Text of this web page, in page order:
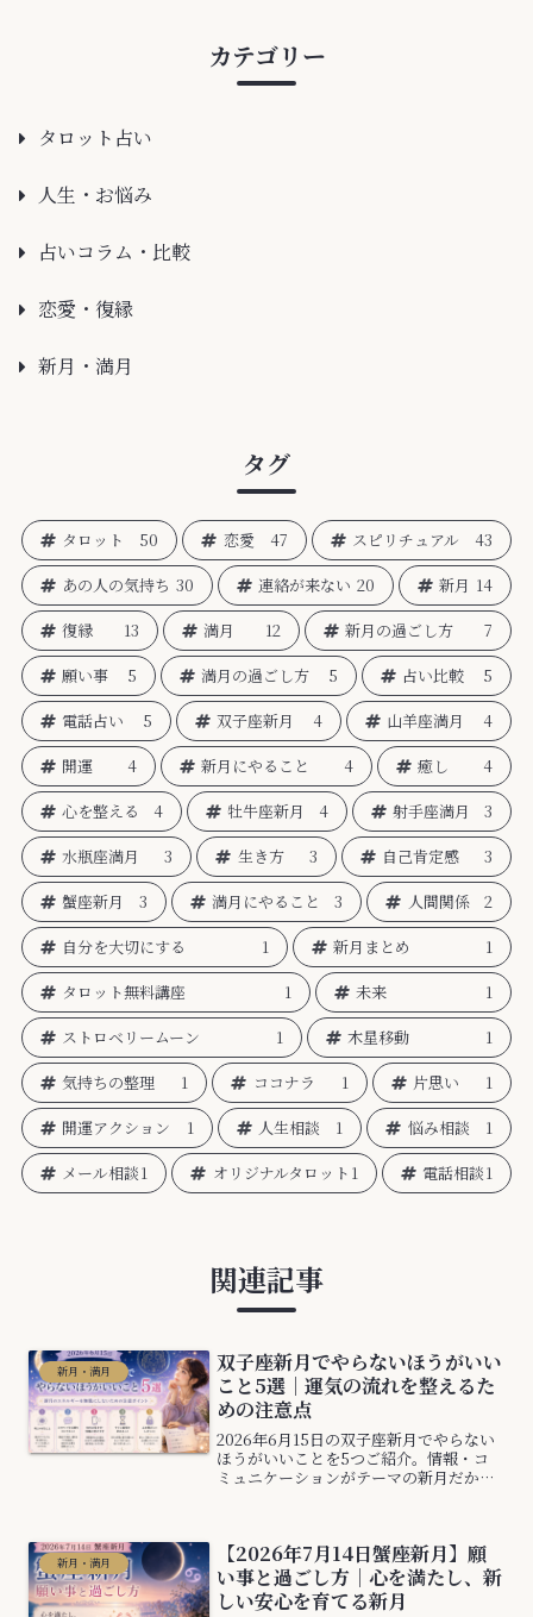
カテゴリー
タロット占い
人生・お悩み
占いコラム・比較
恋愛・復縁
新月・満月
タグ
タロット 50 恋愛 47 スピリチュアル
43
あの人の気持ち 30 連絡が来ない 20 新月 14
復縁
13 満月 12 新月の過ごし方
7
願い事
5 満月の過ごし方 5 占い比較
5
電話占い
5 双子座新月 4 山羊座満月
4
開運
4 新月にやること 4 癒し
4
心を整える
4 牡牛座新月 4 射手座満月
3
水瓶座満月
3 生き方 3 自己肯定感
3
蟹座新月
3 満月にやること 3 人間関係
2
自分を大切にする
1 新月まとめ
1
タロット無料講座
1 未来
1
ストロベリームーン
1 木星移動
1
気持ちの整理
1 ココナラ 1 片思い
1
開運アクション
1 人生相談 1 悩み相談
1
メール相談1 オリジナルタロット 1 電話相談1
関連記事
新月・満月
双子座新月でやらないほうがいい
こと5選｜運気の流れを整えるた
めの注意点
2026年6月15日の双子座新月でやらない
ほうがいいことを5つご紹介。情報・コ
ミュニケーションがテーマの新月だから
新月・満月
【2026年7月14日蟹座新月】願
い事と過ごし方｜心を満たし、新
しい安心を育てる新月